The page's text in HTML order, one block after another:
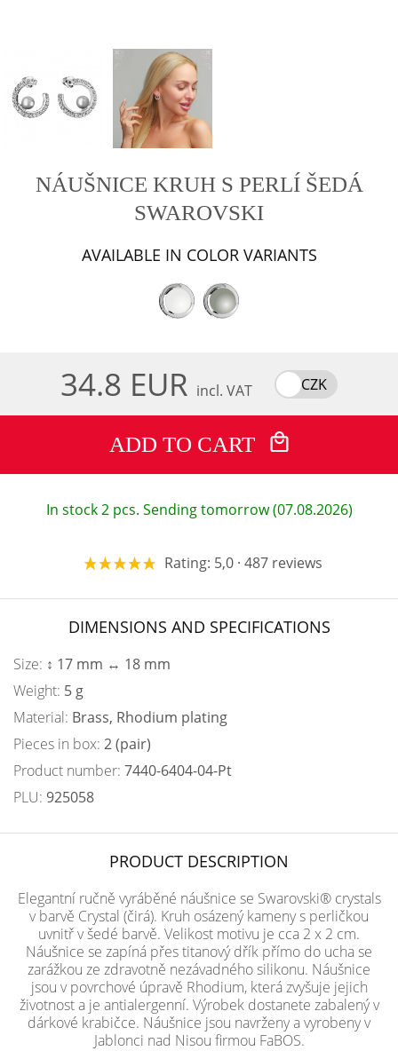
NÁUŠNICE KRUH S PERLÍ ŠEDÁ
SWAROVSKI
AVAILABLE IN COLOR VARIANTS
34.8 EUR incl. VAT CZK
ADD TO CART
In stock 2 pcs. Sending tomorrow (07.08.2026)
Rating: 5,0 · 487 reviews
DIMENSIONS AND SPECIFICATIONS
Size: ↕ 17 mm ↔ 18 mm
Weight: 5 g
Material: Brass, Rhodium plating
Pieces in box: 2 (pair)
Product number: 7440-6404-04-Pt
PLU: 925058
PRODUCT DESCRIPTION
Elegantní ručně vyráběné náušnice se Swarovski® crystals
v barvě Crystal (čirá). Kruh osázený kameny s perličkou
uvnitř v šedé barvě. Velikost motivu je cca 2 x 2 cm.
Náušnice se zapíná přes titanový dřík přímo do ucha se
zarážkou ze zdravotně nezávadného silikonu. Náušnice
jsou v povrchové úpravě Rhodium, která zvyšuje jejich
životnost a je antialergenní. Výrobek dostanete zabalený v
dárkové krabičce. Náušnice jsou navrženy a vyrobeny v
Jablonci nad Nisou firmou FaBOS.